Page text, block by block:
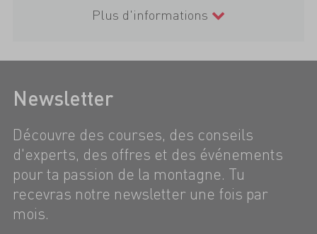
Plus d'informations
Newsletter
Découvre des courses, des conseils
d'experts, des offres et des événements
pour ta passion de la montagne. Tu
recevras notre newsletter une fois par
mois.